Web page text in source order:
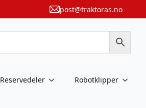
post@traktoras.no
Reservedeler Robotklipper